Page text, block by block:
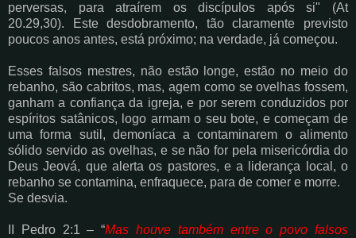
perversas, para atraírem os discípulos após si" (At
20.29,30). Este desdobramento, tão claramente previsto
poucos anos antes, está próximo; na verdade, já começou.
Esses falsos mestres, não estão longe, estão no meio do
rebanho, são cabritos, mas, agem como se ovelhas fossem,
ganham a confiança da igreja, e por serem conduzidos por
espíritos satânicos, logo armam o seu bote, e começam de
uma forma sutil, demoníaca a contaminarem o alimento
sólido servido as ovelhas, e se não for pela misericórdia do
Deus Jeová, que alertaos pastores, e a liderança local, o
rebanho se contamina, enfraquece, para de comer e morre.
Se desvia.
II Pedro 2:1 – “Mas houve também entre o povo falsos